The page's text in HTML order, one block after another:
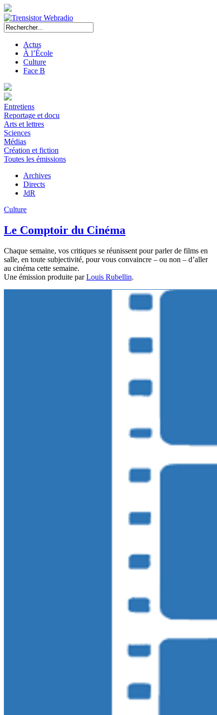
Actus
À l’École
Culture
Face B
Entretiens
Reportage et docu
Arts et lettres
Sciences
Médias
Création et fiction
Toutes les émissions
Archives
Directs
JdR
Culture
Le Comptoir du Cinéma
Chaque semaine, vos critiques se réunissent pour parler de films en
salle, en toute subjectivité, pour vous convaincre – ou non – d’aller
au cinéma cette semaine.
Une émission produite parLouis Rubellin.